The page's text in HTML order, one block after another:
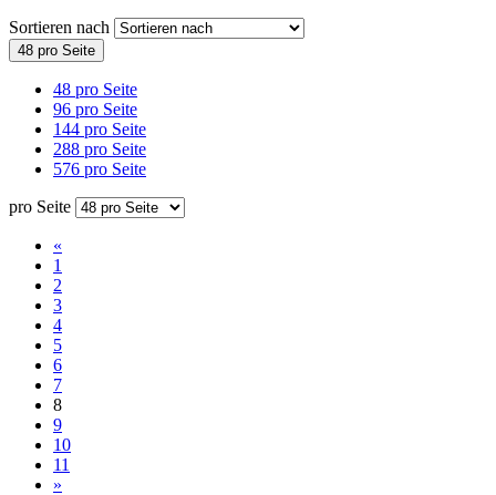
Sortieren nach
48 pro Seite
48 pro Seite
96 pro Seite
144 pro Seite
288 pro Seite
576 pro Seite
pro Seite
«
1
2
3
4
5
6
7
8
9
10
11
»